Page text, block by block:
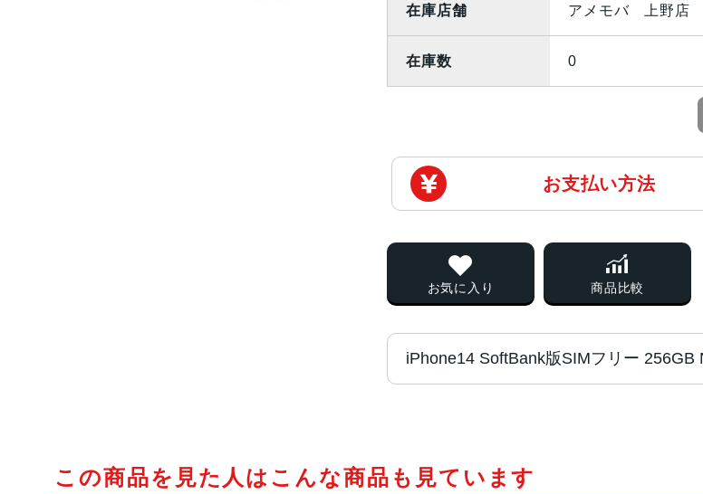
在庫店舗 アメモバ 上野店
在庫数 0
お支払い方法
お気に入り 商品比較
iPhone14 SoftBank版SIMフリー 256GB
この商品を見た人はこんな商品も見ています